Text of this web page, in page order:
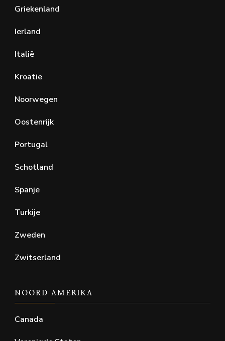
Griekenland
Ierland
Italië
Kroatie
Noorwegen
Oostenrijk
Portugal
Schotland
Spanje
Turkije
Zweden
Zwitserland
NOORD AMERIKA
Canada